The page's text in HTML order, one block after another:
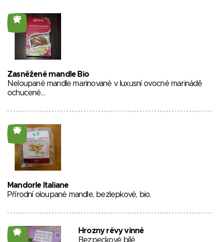
27
Zasněžené mandle Bio
Neloupané mandle marinované v luxusní ovocné marinádě
ochucené…
26
Mandorle Italiane
Přírodní oloupané mandle, bezlepkové, bio.
25
Hrozny révy vinné
Bezpeckové bílé